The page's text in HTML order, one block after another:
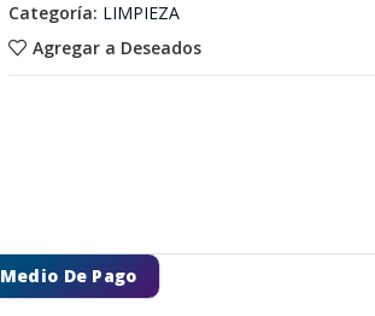
Agregar a Deseados
Categoría: LIMPIEZA
Medio De Pago